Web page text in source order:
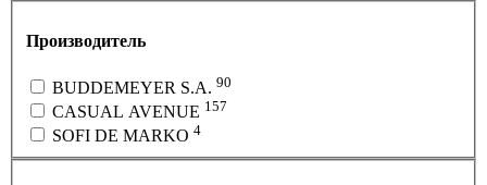
Производитель
BUDDEMEYER S.A. 90
CASUAL AVENUE 157
SOFI DE MARKO 4